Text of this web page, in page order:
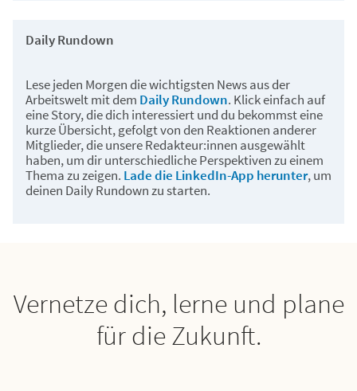
Daily Rundown
Lese jeden Morgen die wichtigsten News aus der
Arbeitswelt mit dem Daily Rundown. Klick einfach auf
eine Story, die dich interessiert und du bekommst eine
kurze Übersicht, gefolgt von den Reaktionen anderer
Mitglieder, die unsere Redakteur:innen ausgewählt
haben, um dir unterschiedliche Perspektiven zu einem
Thema zu zeigen. Lade die LinkedIn-App herunter, um
deinen Daily Rundown zu starten.
Vernetze dich, lerne und plane
für die Zukunft.